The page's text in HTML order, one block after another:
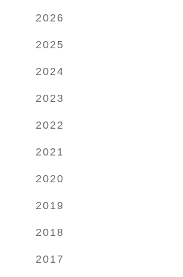
2026
2025
2024
2023
2022
2021
2020
2019
2018
2017